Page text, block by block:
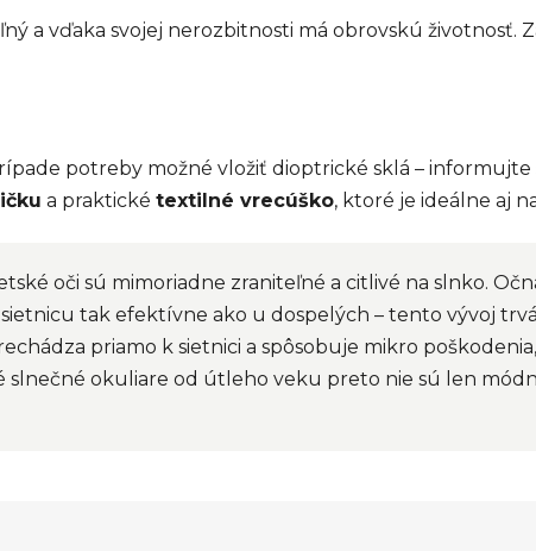
a vďaka svojej nerozbitnosti má obrovskú životnosť.
potreby možné vložiť dioptrické sklá – informujte
a praktické textilné vrecúško, ktoré je ideálne aj
oči sú mimoriadne zraniteľné a citlivé na slnko.
tak efektívne ako u dospelých – tento vývoj
priamo k sietnici a spôsobuje mikro
slnečné okuliare od útleho veku preto nie sú len